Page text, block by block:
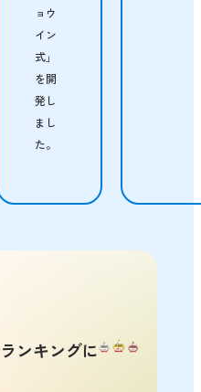
ョウ
イン
式」
を開
発し
まし
た。
ンキングに